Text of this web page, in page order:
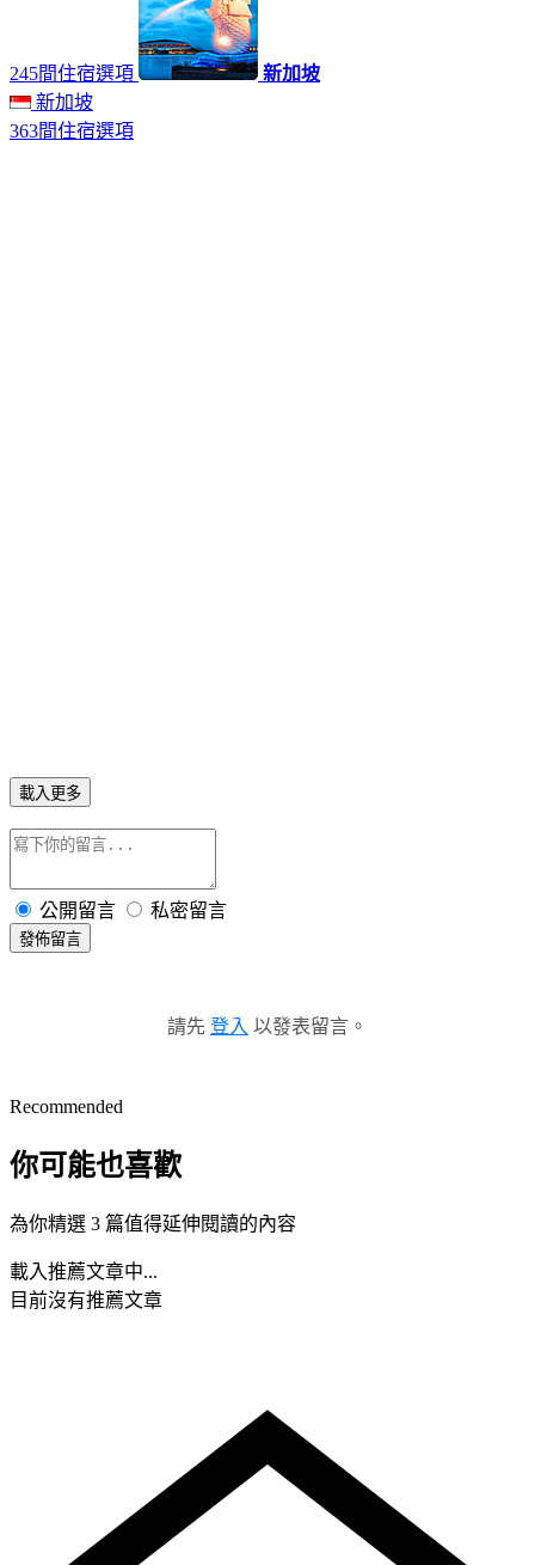
245間住宿選項
新加坡
新加坡
363間住宿選項
載入更多
公開留言 私密留言
發佈留言
請先 登入 以發表留言。
Recommended
你可能也喜歡
為你精選 3 篇值得延伸閱讀的內容
載入推薦文章中...
目前沒有推薦文章